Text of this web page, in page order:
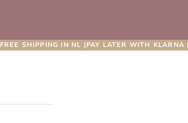
FREE SHIPPING IN NL |PAY LATER WITH